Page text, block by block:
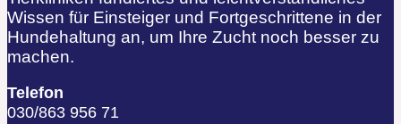
Wissen für Einsteiger und Fortgeschrittene in der
Hundehaltung an, um Ihre Zucht noch besser zu
machen.
Telefon
030/863 956 71